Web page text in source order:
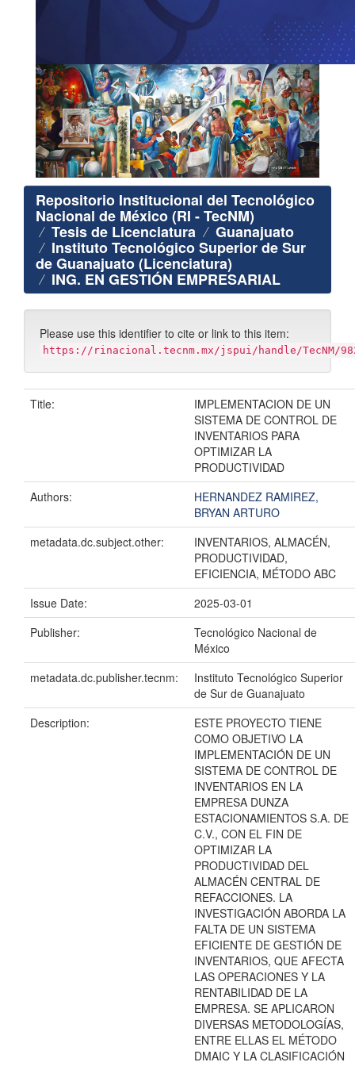
Repositorio Institucional del Tecnológico
Nacional de México (RI - TecNM)
Tesis de Licenciatura Guanajuato
Instituto Tecnológico Superior de Sur
de Guanajuato (Licenciatura)
ING. EN GESTIÓN EMPRESARIAL
Please use this identifier to cite or link to this item:
https://rinacional.tecnm.mx/jspui/handle/TecNM/
Title:
IMPLEMENTACION DE UN
SISTEMA DE CONTROL DE
INVENTARIOS PARA
OPTIMIZAR LA
PRODUCTIVIDAD
Authors:
HERNANDEZ RAMIREZ,
BRYAN ARTURO
metadata.dc.subject.other:
INVENTARIOS, ALMACÉN,
PRODUCTIVIDAD,
EFICIENCIA, MÉTODO ABC
Issue Date:
2025-03-01
Publisher:
Tecnológico Nacional de
México
metadata.dc.publisher.tecnm:
Instituto Tecnológico Superior
de Sur de Guanajuato
Description:
ESTE PROYECTO TIENE
COMO OBJETIVO LA
IMPLEMENTACIÓN DE UN
SISTEMA DE CONTROL DE
INVENTARIOS EN LA
EMPRESA DUNZA
ESTACIONAMIENTOS S.A. DE
C.V., CON EL FIN DE
OPTIMIZAR LA
PRODUCTIVIDAD DEL
ALMACÉN CENTRAL DE
REFACCIONES. LA
INVESTIGACIÓN ABORDA LA
FALTA DE UN SISTEMA
EFICIENTE DE GESTIÓN DE
INVENTARIOS, QUE AFECTA
LAS OPERACIONES Y LA
RENTABILIDAD DE LA
EMPRESA. SE APLICARON
DIVERSAS METODOLOGÍAS,
ENTRE ELLAS EL MÉTODO
DMAIC Y LA CLASIFICACIÓN